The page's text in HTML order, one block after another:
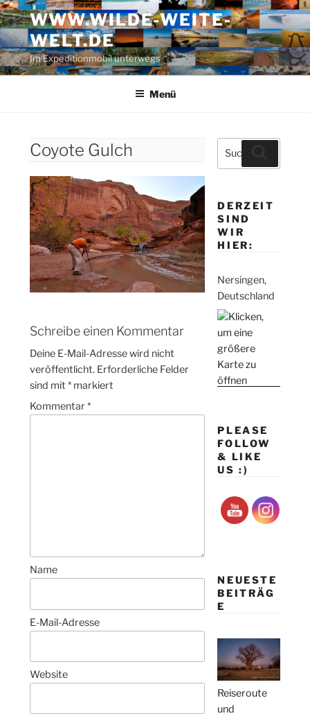
Zum
Inhalt
springen
WWW.WILDE-WEITE-
WELT.DE
Im Expeditionmobil unterwegs
Menü
Coyote Gulch
Schreibe einen Kommentar
Deine E-Mail-Adresse wird nicht
veröffentlicht. Erforderliche Felder
sind mit* markiert
Kommentar*
Name
E-Mail-Adresse
Website
Suche
nach:
DERZEIT
SIND
WIR
HIER:
Nersingen,
Deutschland
PLEASE
FOLLOW
& LIKE
US :)
NEUESTE
BEITRÄG
E
Reiseroute
und